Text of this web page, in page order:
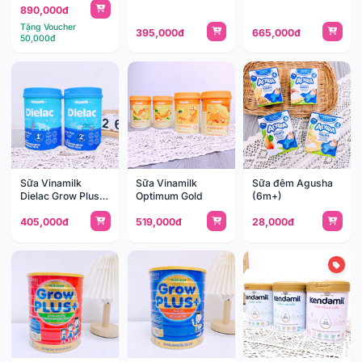
890,000đ
Tặng Voucher
50,000đ
395,000đ
665,000đ
Sữa Vinamilk
Dielac Grow Plus
405,000đ
Sữa Vinamilk
Optimum Gold
519,000đ
Sữa đêm Agusha
(6m+)
28,000đ